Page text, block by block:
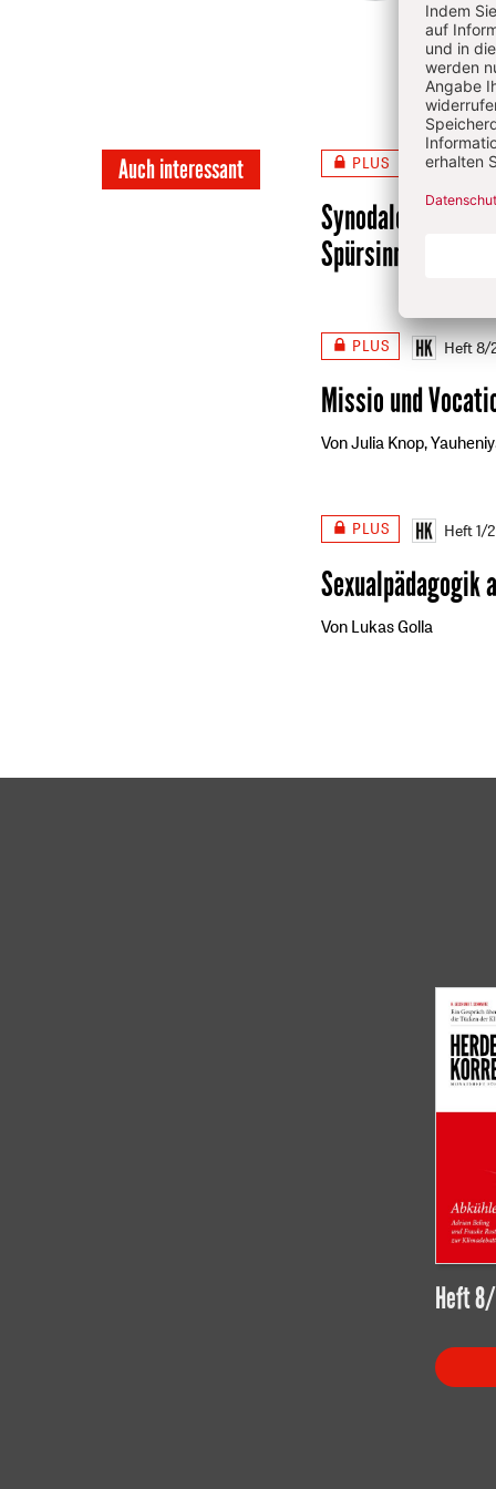
Auch interessant PLUS Heft 8/
Synodale
Spürsinn voran
PLUS Heft 8/
Missio und
Von Julia Knop,
PLUS Heft 1/
Sexualpädagogik
Von Lukas Golla
Heft